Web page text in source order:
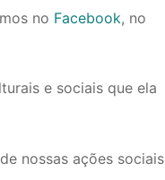
no Facebook, no
e sociais que ela
nossas ações sociais